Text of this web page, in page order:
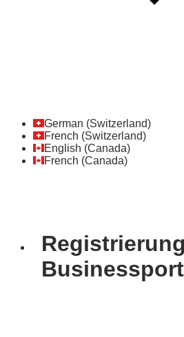
German (Switzerland)
French (Switzerland)
English (Canada)
French (Canada)